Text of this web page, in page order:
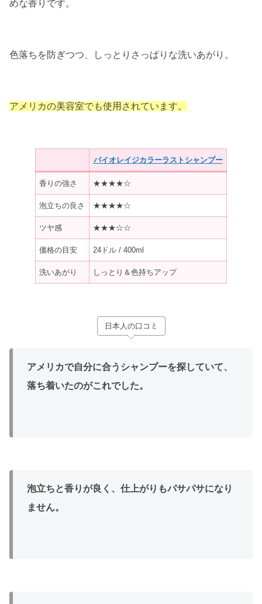
めな香りです。
色落ちを防ぎつつ、しっとりさっぱりな洗いあがり。
アメリカの美容室でも使用されています。
バイオレイジカラーラストシャンプー
香りの強さ ★★★★☆
泡立ちの良さ ★★★★☆
ツヤ感 ★★★☆☆
価格の目安 24ドル / 400ml
洗いあがり しっとり＆色持ちアップ
日本人の口コミ
アメリカで自分に合うシャンプーを探していて、
落ち着いたのがこれでした。
泡立ちと香りが良く、仕上がりもパサパサになり
ません。